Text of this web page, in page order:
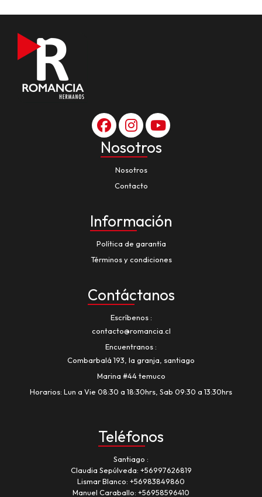
Nosotros
Nosotros
Contacto
Información
Política de garantía
Términos y condiciones
Contáctanos
Escríbenos
contacto@romancia.cl
Encuentranos
Combarbalá 193, la granja, santiago
Marina #44 temuco
Horarios: Lun a Vie 08:30 a 18:30hrs, Sab 09:30 a 13:30hrs
Teléfonos
Santiago
Claudia Sepúlveda: +56997626819
Lismar Blanco: +56983849860
Manuel Caraballo: +56958596410